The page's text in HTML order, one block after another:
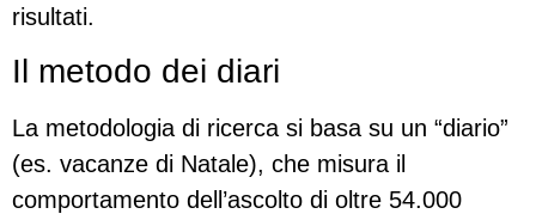
risultati.
Il metodo dei diari
La metodologia di ricerca si basa su un “diario”
(es. vacanze di Natale), che misura il
comportamento dell’ascolto di oltre 54.000